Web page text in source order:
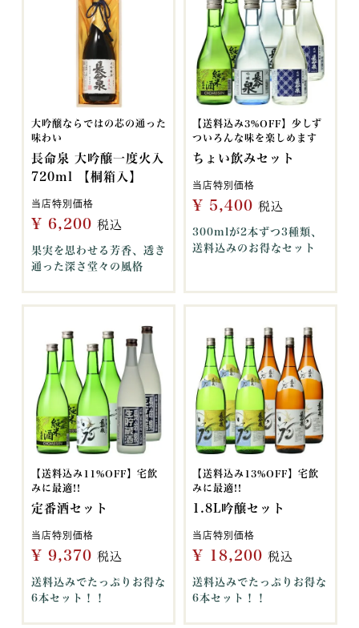
大吟醸ならではの芯の通った
味わい
長命泉 大吟醸一度火入
720ml 【桐箱入】
当店特別価格
¥ 6,200 税込
果実を思わせる芳香、透き
通った深さ堂々の風格
【送料込み3%OFF】少しず
ついろんな味を楽しめます
ちょい飲みセット
当店特別価格
¥ 5,400 税込
300mlが2本ずつ3種類、
送料込みのお得なセット
【送料込み11%OFF】宅飲
みに最適!!
定番酒セット
当店特別価格
¥ 9,370 税込
送料込みでたっぷりお得な
6本セット！！
【送料込み13%OFF】宅飲
みに最適!!
1.8L吟醸セット
当店特別価格
¥ 18,200 税込
送料込みでたっぷりお得な
6本セット！！